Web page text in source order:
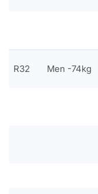
R32 Men -74kg